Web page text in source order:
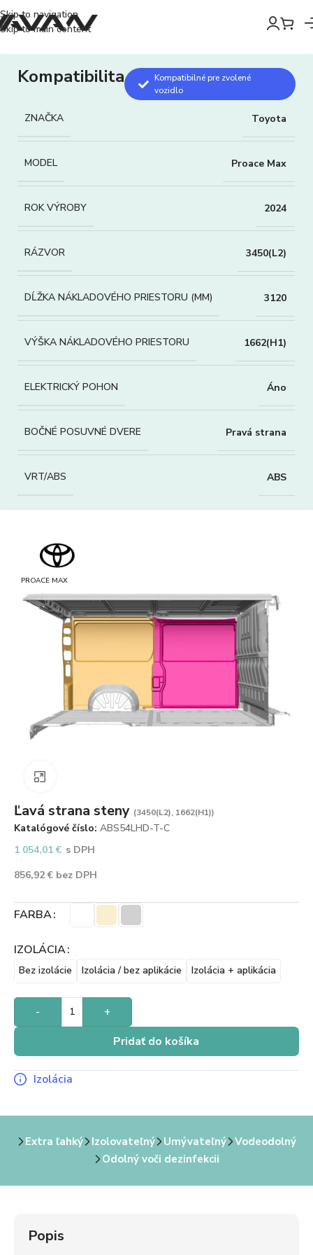
Skip to navigation
Skip to main content
Kompatibilita
Kompatibilné pre zvolené
vozidlo
ZNAČKA Toyota
MODEL Proace Max
ROK VÝROBY 2024
RÁZVOR 3450(L2)
DĹŽKA NÁKLADOVÉHO PRIESTORU (MM) 3120
VÝŠKA NÁKLADOVÉHO PRIESTORU 1662(H1)
ELEKTRICKÝ POHON Áno
BOČNÉ POSUVNÉ DVERE Pravá strana
VRT/ABS ABS
PROACE MAX
Ľavá strana steny (3450(L2), 1662(H1))
Katalógové číslo: ABS54LHD-T-C
1 054,01€ s DPH
856,92€ bez DPH
FARBA
IZOLÁCIA
Bez izolácie Izolácia / bez aplikácie Izolácia + aplikácia
- +
Pridať do košíka
Izolácia
Extra ľahký Izolovateľný Umývateľný
Vodeodolný
Odolný voči dezinfekcii
Popis